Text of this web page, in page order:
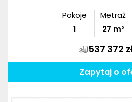
Pokoje
1
Metraż
27 m²
537 372
Zapytaj o